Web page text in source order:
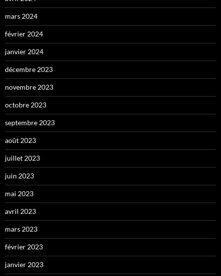
mars 2024
février 2024
janvier 2024
décembre 2023
novembre 2023
octobre 2023
septembre 2023
août 2023
juillet 2023
juin 2023
mai 2023
avril 2023
mars 2023
février 2023
janvier 2023